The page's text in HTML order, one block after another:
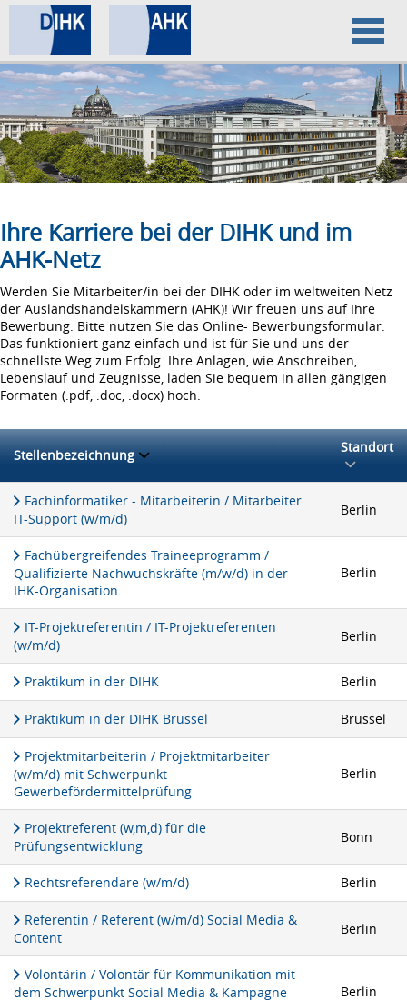
Home
Datenschutz
Impressum
Ihre Karriere bei der DIHK und im
AHK-Netz
Werden Sie Mitarbeiter/in bei der DIHK oder im weltweiten Netz
der Auslandshandelskammern (AHK)! Wir freuen uns auf Ihre
Bewerbung. Bitte nutzen Sie das Online- Bewerbungsformular.
Das funktioniert ganz einfach und ist für Sie und uns der
schnellste Weg zum Erfolg. Ihre Anlagen, wie Anschreiben,
Lebenslauf und Zeugnisse, laden Sie bequem in allen gängigen
Formaten (.pdf, .doc, .docx) hoch.
Stellenbezeichnung Standort
Fachinformatiker - Mitarbeiterin / Mitarbeiter
IT-Support (w/m/d)
Berlin
Fachübergreifendes Traineeprogramm /
Qualifizierte Nachwuchskräfte (m/w/d) in der
IHK-Organisation
Berlin
IT-Projektreferentin / IT-Projektreferenten
(w/m/d)
Berlin
Praktikum in der DIHK Berlin
Praktikum in der DIHK Brüssel Brüssel
Projektmitarbeiterin / Projektmitarbeiter
(w/m/d) mit Schwerpunkt
Gewerbefördermittelprüfung
Berlin
Projektreferent (w,m,d) für die
Prüfungsentwicklung
Bonn
Rechtsreferendare (w/m/d) Berlin
Referentin / Referent (w/m/d) Social Media &
Content
Berlin
Volontärin / Volontär für Kommunikation mit
dem Schwerpunkt Social Media & Kampagne
Berlin